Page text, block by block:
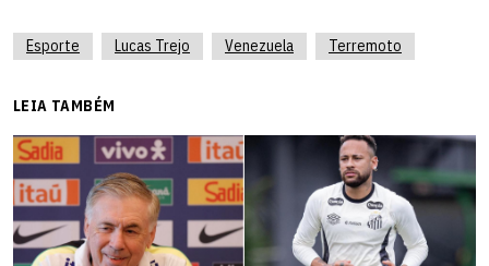
Esporte Lucas Trejo Venezuela Terremoto
LEIA TAMBÉM